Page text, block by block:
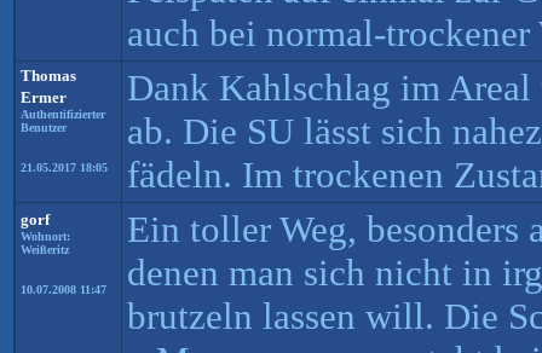
auch bei normal-
Thomas
Ermer
Authentifizierter
Benutzer
21.05.2017 18:05
Dank Kahlschlag im
ab. Die SU lässt sich
fädeln. Im trockenen
gorf
Wohnort:
Weißeritz
10.07.2008 11:47
Ein toller Weg, besonders
denen man sich nicht in
brutzeln lassen will. Die